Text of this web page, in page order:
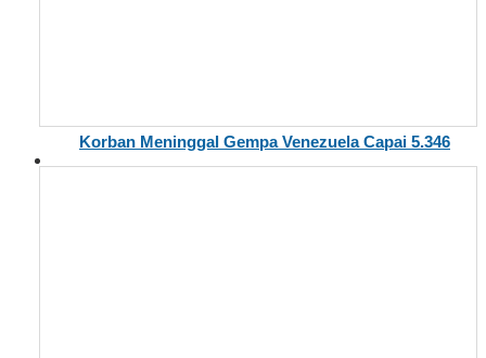
Korban Meninggal Gempa Venezuela Capai 5.346